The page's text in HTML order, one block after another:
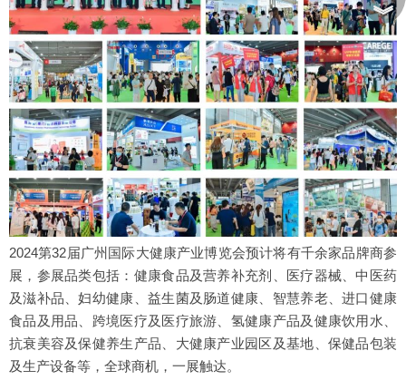
2024第32届广州国际大健康产业博览会预计将有千余家品牌商参
展，参展品类包括：健康食品及营养补充剂、医疗器械、中医药
及滋补品、妇幼健康、益生菌及肠道健康、智慧养老、进口健康
食品及用品、跨境医疗及医疗旅游、氢健康产品及健康饮用水、
抗衰美容及保健养生产品、大健康产业园区及基地、保健品包装
及生产设备等，全球商机，一展触达。
︾